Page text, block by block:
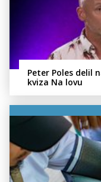
Peter Poles delil
kviza Na lovu